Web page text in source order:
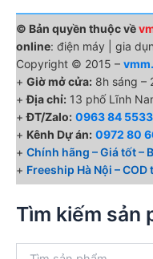
© Bản quyền thuộc về
online: điện máy | gia
Copyright © 2015 –
+ Giờ mở cửa: 8h sáng –
+Địa chỉ: 13 phố Lĩnh
+ĐT/Zalo: 0963 84 5533
+ Kênh Dự án: 0972 80
+ Chính hãng – Giá tốt –
+ Freeship Hà Nội –
Tìm kiếm sản